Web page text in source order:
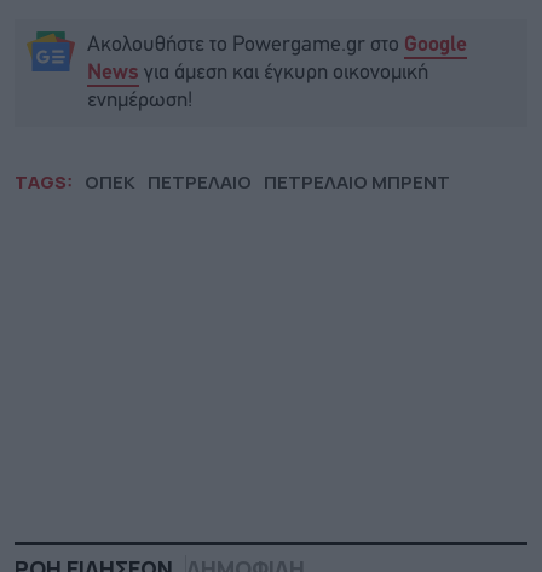
Ακολουθήστε το Powergame.gr στο Google
News για άμεση και έγκυρη οικονομική
ενημέρωση!
TAGS: ΟΠΕΚ ΠΕΤΡΕΛΑΙΟ ΠΕΤΡΕΛΑΙΟ ΜΠΡΕΝΤ